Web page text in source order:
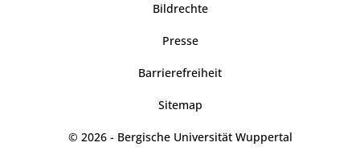
Bildrechte
Presse
Barrierefreiheit
Sitemap
© 2026 - Bergische Universität Wuppertal